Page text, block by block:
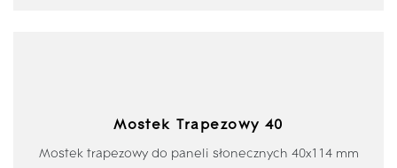
Mostek Trapezowy 40
Mostek trapezowy do paneli słonecznych 40x114 mm